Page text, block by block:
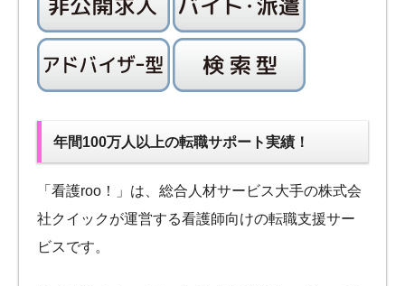
年間100万人以上の転職サポート実績！
「看護roo！」は、総合人材サービス大手の株式会
社クイックが運営する看護師向けの転職支援サー
ビスです。